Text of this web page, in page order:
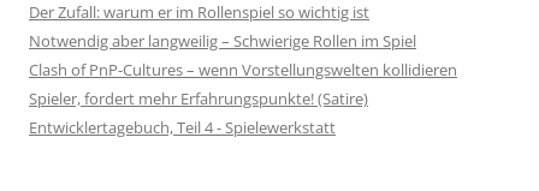
Der Zufall: warum er im Rollenspiel so wichtig ist
Notwendig aber langweilig – Schwierige Rollen im Spiel
Clash of PnP-Cultures – wenn Vorstellungswelten kollidieren
Spieler, fordert mehr Erfahrungspunkte! (Satire)
Entwicklertagebuch, Teil 4 - Spielewerkstatt